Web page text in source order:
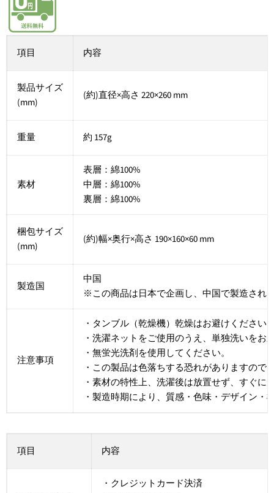
項目 内容
製品サイズ
(mm)
(約)直径×高さ 220×260 mm
重量 約 157g
素材
表層：綿100%
中層：綿100%
裏層：綿100%
梱包サイズ
(mm)
(約)幅×奥行×高さ 190×160×60 mm
製造国
中国
※この商品は日本で企画し、中国で製造され
注意事項
・タンブル（乾燥機）乾燥はお避けください
・洗濯ネットをご使用のうえ、単独洗いをお
・無蛍光洗剤を使用してください。
・この製品は色落ちする恐れがありますの
・素材の特性上、洗濯後は放置せず、すぐに
・製造時期により、質感・色味・デザイン
項目 内容
・クレジットカード決済